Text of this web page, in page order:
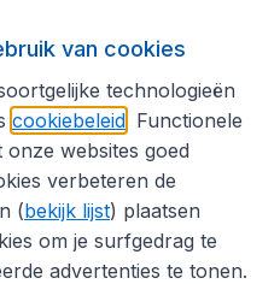
van cookies
technologieën
cookiebeleid . Functionele
websites goed
verbeteren de
(bekijk lijst) plaatsen
om je surfgedrag te
advertenties te tonen.